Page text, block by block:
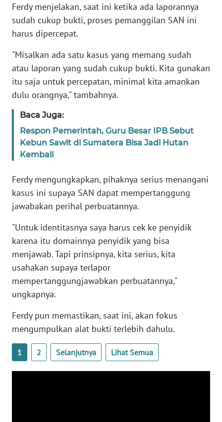
Ferdy menjelakan, saat ini ketika ada laporannya
sudah cukup bukti, proses pemanggilan SAN ini
harus dipercepat.
"Misalkan ada satu kasus yang memang sudah
atau laporan yang sudah cukup bukti. Kita gunakan
itu saja untuk percepatan, minimal kita amankan
dulu orangnya," tambahnya.
Baca Juga:
Respon Pemerintah, Guru Besar IPB Sebut
Kebun Sawit di Sumatera Bisa Jadi Hutan
Kembali
Ferdy mengungkapkan, pihaknya serius menangani
kasus ini supaya SAN dapat mempertanggung
jawabakan perihal perbuatannya.
"Untuk identitasnya saya harus cek ke penyidik
karena itu domainnya penyidik yang bisa
menjawab. Tapi prinsipnya, kita serius, kita
usahakan supaya terlapor
mempertanggungjawabkan perbuatannya,"
ungkapnya.
Ferdy pun memastikan, saat ini, akan fokus
mengumpulkan alat bukti terlebih dahulu.
1 2 Selanjutnya Lihat Semua
PEDOMAN
MEDIA
SIBER
REDAKSI
KARIR
DISCLAIMER
Wahana
Regional
WN
SUMUT
JAKARTA
WN
JABAR
WN
WN